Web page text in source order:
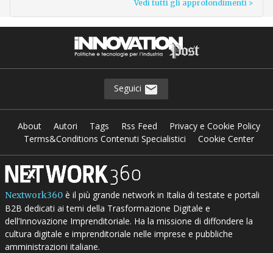
Vedi tutti gli approfondimenti >
Seguici
About Autori Tags Rss Feed
Privacy e Cookie Policy
Terms&Conditions Contenuti Specialistici
Cookie Center
Nextwork360è il più grande network in Italia di testate e portali
B2B dedicati ai temi della Trasformazione Digitale e
dell’Innovazione Imprenditoriale. Ha la missione di diffondere la
cultura digitale e imprenditoriale nelle imprese e pubbliche
amministrazioni italiane.